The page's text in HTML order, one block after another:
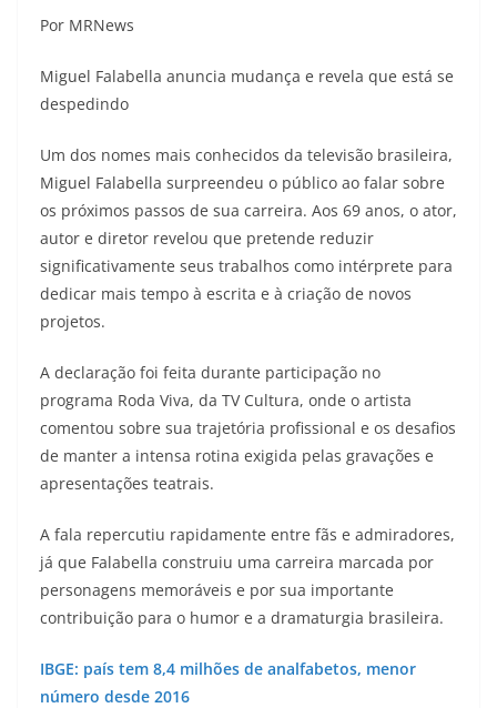
Por MRNews
Miguel Falabella anuncia mudança e revela que está se
despedindo
Um dos nomes mais conhecidos da televisão brasileira,
Miguel Falabella surpreendeu o público ao falar sobre
os próximos passos de sua carreira. Aos 69 anos, o ator,
autor e diretor revelou que pretende reduzir
significativamente seus trabalhos como intérprete para
dedicar mais tempo à escrita e à criação de novos
projetos.
A declaração foi feita durante participação no
programa Roda Viva, da TV Cultura, onde o artista
comentou sobre sua trajetória profissional e os desafios
de manter a intensa rotina exigida pelas gravações e
apresentações teatrais.
A fala repercutiu rapidamente entre fãs e admiradores,
já que Falabella construiu uma carreira marcada por
personagens memoráveis e por sua importante
contribuição para o humor e a dramaturgia brasileira.
IBGE: país tem 8,4 milhões de analfabetos, menor
número desde 2016